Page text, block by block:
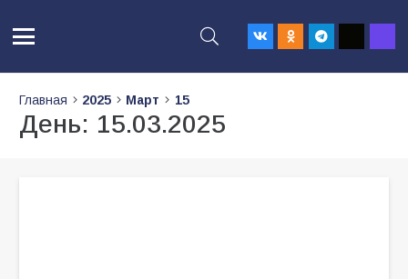
Главная 2025 Март 15
День: 15.03.2025